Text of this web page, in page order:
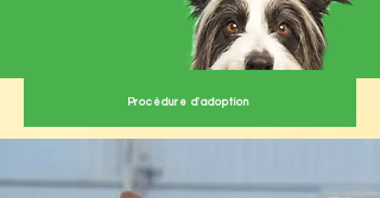
Procédure d'adoption